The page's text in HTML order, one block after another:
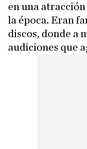
en una
la época. Eran
discos, donde a
audiciones que